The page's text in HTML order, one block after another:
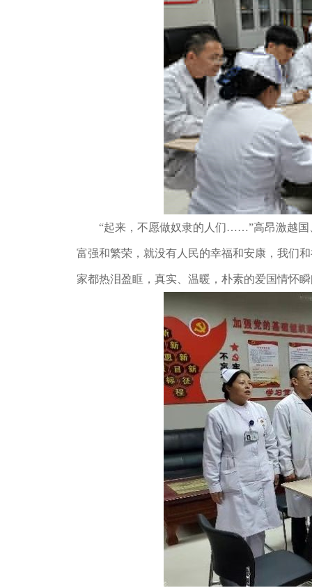
“起来，不愿做奴隶的人们……”高昂激越国、
富强和繁荣，就没有人民的幸福和安康，我们
家都热泪盈眶，真实、温暖，朴素的爱国情怀